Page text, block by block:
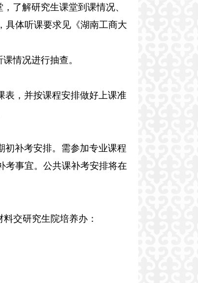
了解研究生课堂到课情况、
具体听课要求见《湖南工商大
情况进行抽查。
表，并按课程安排做好上课准
初补考安排。需参加专业课程
考事宜。公共课补考安排将在
交研究生院培养办：